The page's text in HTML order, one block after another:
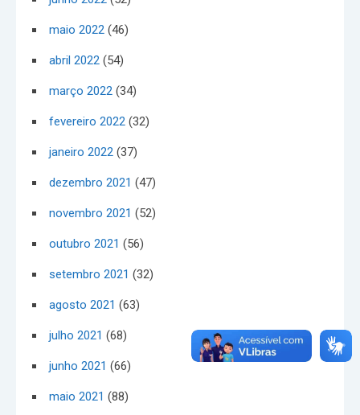
maio 2022 (46)
abril 2022 (54)
março 2022 (34)
fevereiro 2022 (32)
janeiro 2022 (37)
dezembro 2021 (47)
novembro 2021 (52)
outubro 2021 (56)
setembro 2021 (32)
agosto 2021 (63)
julho 2021 (68)
junho 2021 (66)
maio 2021 (88)